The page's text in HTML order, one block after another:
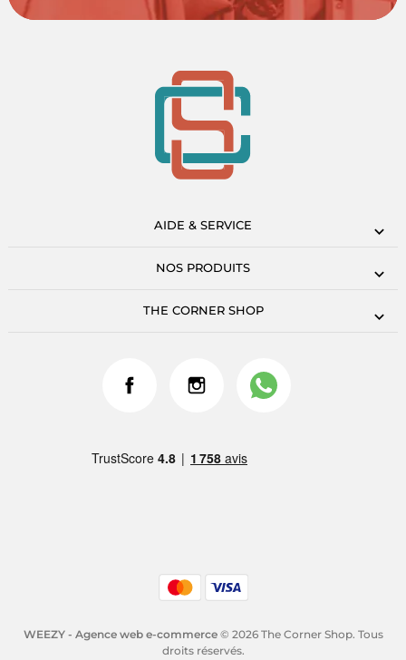
AIDE & SERVICE
NOS PRODUITS
THE CORNER SHOP
WEEZY - Agence web e-commerce© 2026 The Corner Shop. Tous
droits réservés.